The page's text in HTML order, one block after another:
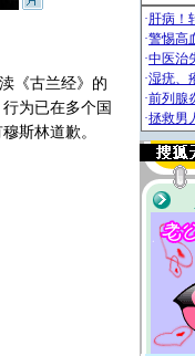
《古兰经》的
为已在多个国
斯林道歉。